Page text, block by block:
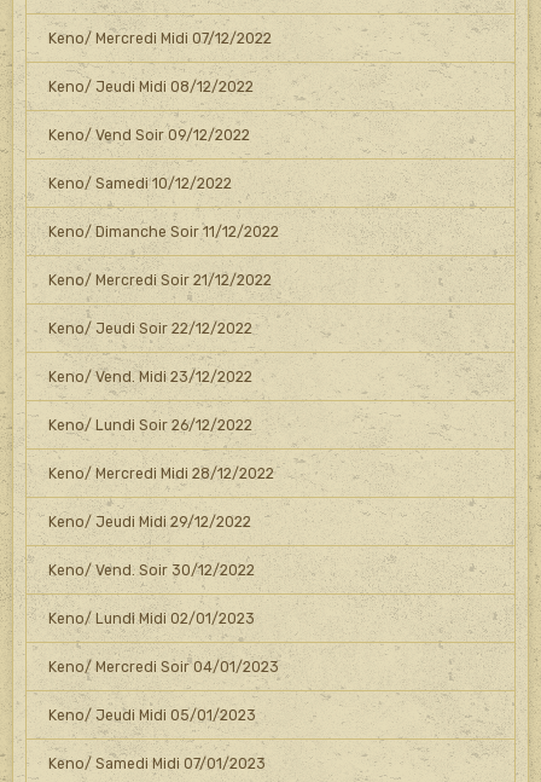
Keno/ Mercredi Midi 07/12/2022
Keno/ Jeudi Midi 08/12/2022
Keno/ Vend Soir 09/12/2022
Keno/ Samedi 10/12/2022
Keno/ Dimanche Soir 11/12/2022
Keno/ Mercredi Soir 21/12/2022
Keno/ Jeudi Soir 22/12/2022
Keno/ Vend. Midi 23/12/2022
Keno/ Lundi Soir 26/12/2022
Keno/ Mercredi Midi 28/12/2022
Keno/ Jeudi Midi 29/12/2022
Keno/ Vend. Soir 30/12/2022
Keno/ Lundi Midi 02/01/2023
Keno/ Mercredi Soir 04/01/2023
Keno/ Jeudi Midi 05/01/2023
Keno/ Samedi Midi 07/01/2023